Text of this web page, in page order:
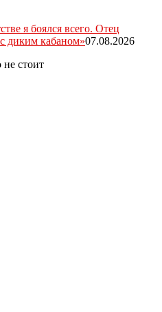
я боялся всего. Отец
диким кабаном»07.08.2026
стоит